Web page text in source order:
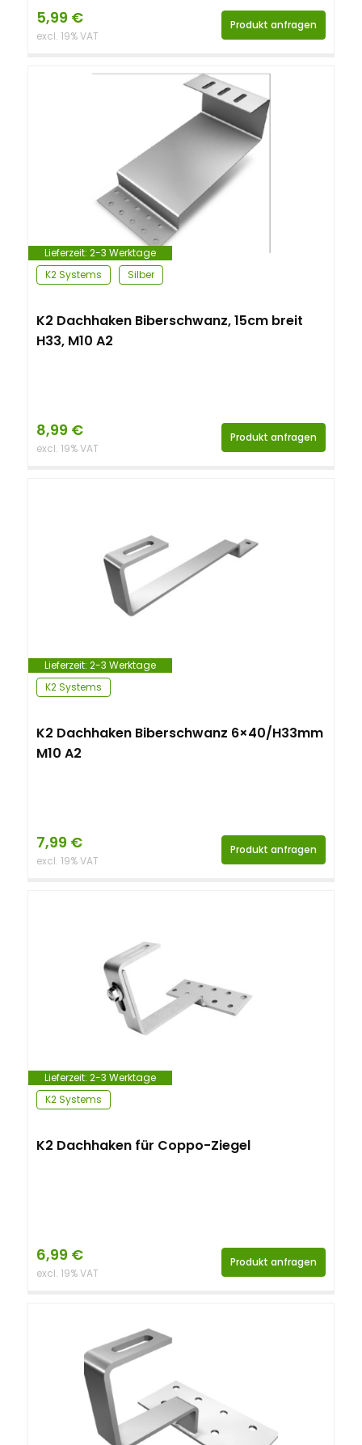
5,99 €
excl. 19% VAT
Produkt anfragen
Lieferzeit: 2-3 Werktage
K2 Systems
Silber
K2 Dachhaken Biberschwanz, 15cm breit
H33, M10 A2
8,99 €
excl. 19% VAT
Produkt anfragen
Lieferzeit: 2-3 Werktage
K2 Systems
K2 Dachhaken Biberschwanz 6×40/H33mm
M10 A2
7,99 €
excl. 19% VAT
Produkt anfragen
Lieferzeit: 2-3 Werktage
K2 Systems
K2 Dachhaken für Coppo-Ziegel
6,99 €
excl. 19% VAT
Produkt anfragen